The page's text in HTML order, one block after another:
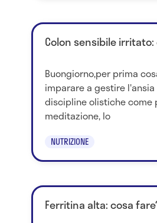
Colon sensibile
Buongiorno,per prima
imparare a gestire
discipline olistiche come
meditazione, lo
NUTRIZIONE
Ferritina alta: cosa